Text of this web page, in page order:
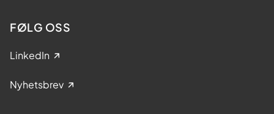
FØLG OSS
LinkedIn
Nyhetsbrev